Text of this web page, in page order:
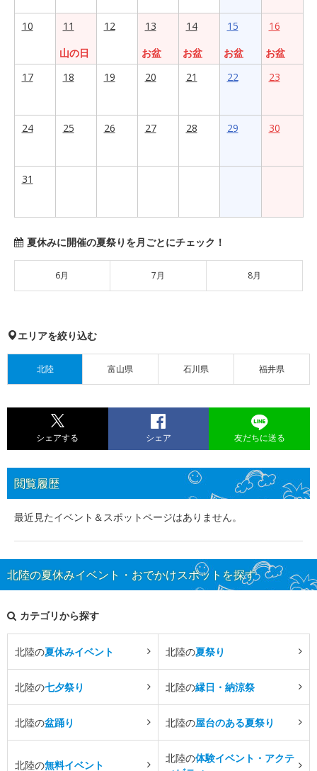
10
11
山の日
12
13
お盆
14
お盆
15
お盆
16
お盆
17
18 19 20 21 22 23
24 25 26 27 28 29 30
31
夏休みに開催の夏祭りを月ごとにチェック！
6月 7月 8月
エリアを絞り込む
北陸 富山県 石川県 福井県
シェアする シェア 友だちに送る
閲覧履歴
最近見たイベント＆スポットページはありません。
北陸の夏休みイベント・おでかけスポットを探す
カテゴリから探す
北陸の夏休みイベント 北陸の夏祭り
北陸の七夕祭り 北陸の縁日・納涼祭
北陸の盆踊り 北陸の屋台のある夏祭り
北陸の無料イベント
北陸の体験イベント・アクテ